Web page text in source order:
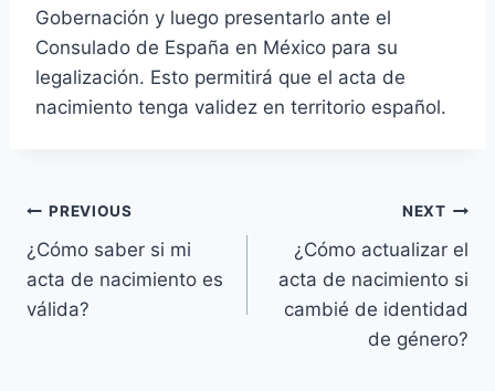
Gobernación y luego presentarlo ante el
Consulado de España en México para su
legalización. Esto permitirá que el acta de
nacimiento tenga validez en territorio español.
Navegación
de
entradas
PREVIOUS
¿Cómo saber si mi
acta de nacimiento es
válida?
NEXT
¿Cómo actualizar el
acta de nacimiento si
cambié de identidad
de género?